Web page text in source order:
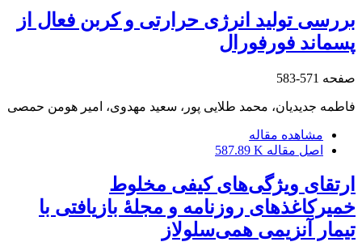
بررسی تولید انرژی حرارتی و کربن فعال از
پسماند فورفورال
صفحه 571-583
فاطمه جدیدیان، محمد طلایی پور، سعید مهدوی، امیر هومن حمصی
مشاهده مقاله
اصل مقاله 587.89 K
ارتقای ویژگی‌های کیفی مخلوط
خمیرکاغذهای روزنامه و مجلۀ بازیافتی با
تیمار آنزیمی همی‌سلولاز